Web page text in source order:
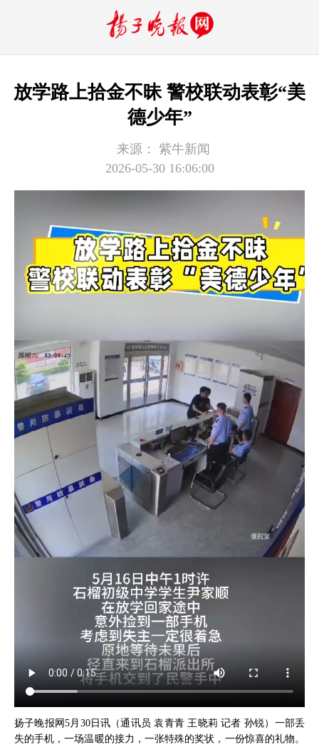
放学路上拾金不昧 警校联动表彰“美
德少年”
来源：
紫牛新闻
2026-05-30 16:06:00
扬子晚报网5月30日讯（通讯员 袁青青 王晓莉 记者 孙锐）一部丢
失的手机，一场温暖的接力，一张特殊的奖状，一份惊喜的礼物。